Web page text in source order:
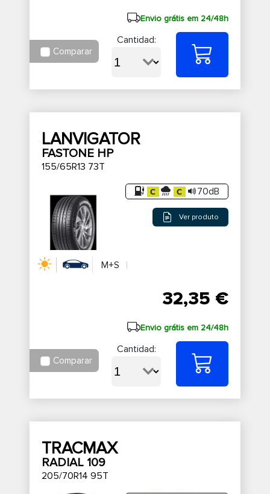
Envio grátis em 24/48h
Comparar
Cantidad:
LANVIGATOR
FASTONE HP
155/65R13 73T
70dB
Ver produto
M+S
32,35 €
Envio grátis em 24/48h
Comparar
Cantidad:
TRACMAX
RADIAL 109
205/70R14 95T